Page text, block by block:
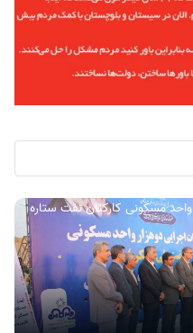
گزارش تصویری/ آیین کلنگ زنی ۲۰۰۰ واحد مسکونی کارکنان نفت ستاره